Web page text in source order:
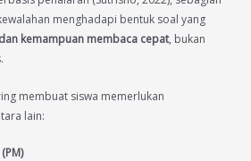
menghadapi bentuk soal yang
kemampuan membaca cepat, bukan
membuat siswa memerlukan
lain: